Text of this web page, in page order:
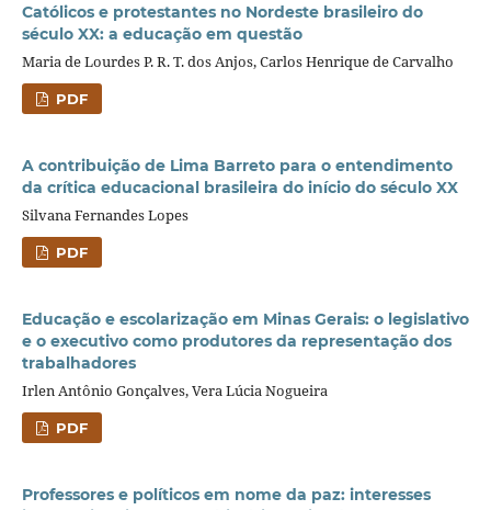
Católicos e protestantes no Nordeste brasileiro do
século XX: a educação em questão
Maria de Lourdes P. R. T. dos Anjos, Carlos Henrique de Carvalho
PDF
A contribuição de Lima Barreto para o entendimento
da crítica educacional brasileira do início do século XX
Silvana Fernandes Lopes
PDF
Educação e escolarização em Minas Gerais: o legislativo
e o executivo como produtores da representação dos
trabalhadores
Irlen Antônio Gonçalves, Vera Lúcia Nogueira
PDF
Professores e políticos em nome da paz: interesses